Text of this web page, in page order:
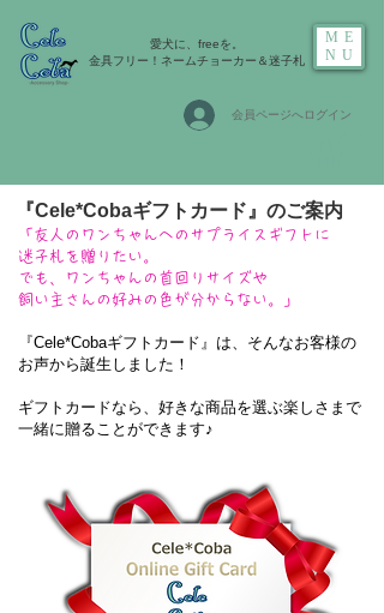
愛犬に、freeを。
金具フリー！ネームチョーカー＆迷子札
会員ページへログイン
ME
NU
​『Cele*Cobaギフトカード』のご案内
「友人のワンちゃんへのサプライスギフトに
迷子札を贈りたい。
でも、ワンちゃんの首回りサイズや
飼い主さんの好みの色が分からない。
」
『Cele*Cobaギフトカード』は、そんなお客様の
お声から誕生しました！
ギフトカードなら、好きな商品を選ぶ楽しさまで
一緒に贈ることができます♪